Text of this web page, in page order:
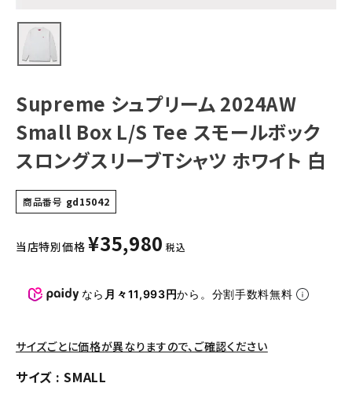
Tシャツ・ロングスリーブ
パーカー・トレーナー
キャップ・ハット
ニット帽・ビーニー
その他バッグ類
スニーカー・ブーツ
COLLABORATION BRAND
SEASON
Supreme シュプリーム 2024AW
Small Box L/S Tee スモールボック
スロングスリーブTシャツ ホワイト 白
商品番号 gd15042
当店特別価格 ¥35,980 税込
なら 月々11,993円から。分割手数料無料
サイズごとに価格が異なりますので、ご確認ください
サイズ SMALL